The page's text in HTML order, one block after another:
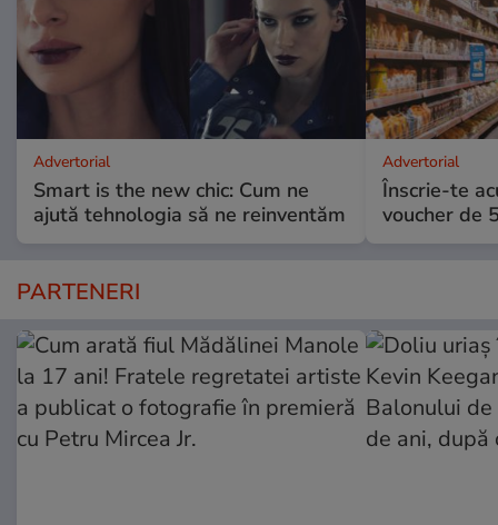
Advertorial
Smart is the new chic: Cum ne
ajută tehnologia să ne reinventăm
Advertorial
Înscrie-te
voucher de
PARTENERI